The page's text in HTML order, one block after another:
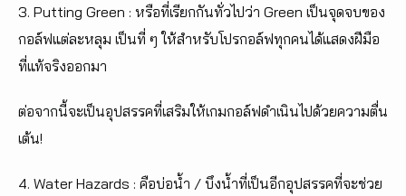
3. Putting Green : หรือที่เรียกกันทั่วไปว่า Green เป็นจุดจบของ
กอล์ฟแต่ละหลุม เป็นที่ ๆ ให้สำหรับโปรกอล์ฟทุกคนได้แสดงฝีมือ
ที่แท้จริงออกมา
ต่อจากนี้จะเป็นอุปสรรคที่เสริมให้เกมกอล์ฟดำเนินไปด้วยความตื่น
เต้น!
4. Water Hazards : คือบ่อน้ำ / บึงน้ำที่เป็นอีกอุปสรรคที่จะช่วย